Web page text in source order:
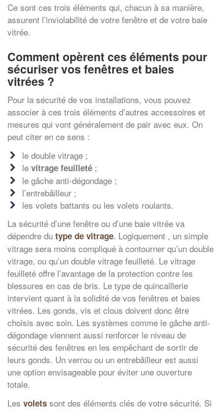
Ce sont ces trois éléments qui, chacun à sa manière,
assurent l’inviolabilité de votre fenêtre et de votre baie
vitrée.
Comment opèrent ces éléments pour
sécuriser vos fenêtres et baies
vitrées ?
Pour la sécurité de vos installations, vous pouvez
associer à ces trois éléments d’autres accessoires et
mesures qui vont généralement de pair avec eux. On
peut citer en ce sens :
le double vitrage ;
le vitrage feuilleté ;
le gâche anti-dégondage ;
l’entrebâilleur ;
les volets battants ou les volets roulants.
La sécurité d’une fenêtre ou d’une baie vitrée va
dépendre du type de vitrage. Logiquement , un simple
vitrage sera moins compliqué à contourner qu’un double
vitrage, ou qu’un double vitrage feuilleté. Le vitrage
feuilleté offre l’avantage de la protection contre les
blessures en cas de bris. Le type de quincaillerie
intervient quant à la solidité de vos fenêtres et baies
vitrées. Les gonds, vis et clous doivent donc être
choisis avec soin. Les systèmes comme le gâche anti-
dégondage viennent aussi renforcer le niveau de
sécurité des fenêtres en les empêchant de sortir de
leurs gonds. Un verrou ou un entrebâilleur est aussi
une option envisageable pour éviter une ouverture
totale.
Les volets sont des éléments clés de votre sécurité. Si